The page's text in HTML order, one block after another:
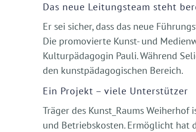
Das neue Leitungsteam steht
Er sei sicher, dass das neue
Die promovierte Kunst- und
Kulturpädagogin Pauli. Während
den kunstpädagogischen Bereich.
Ein Projekt – viele Unterstützer
Träger des Kunst_Raums
und Betriebskosten. Ermöglicht hat